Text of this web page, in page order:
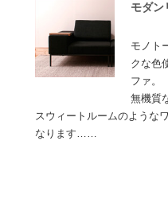
モダン
モノト
クな色
ファ。
無機質
スウィートルームのような
なります……